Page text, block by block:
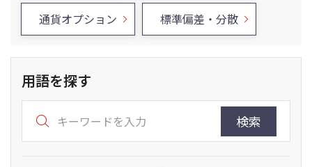
通貨オプション 標準偏差・分散
用語を探す
検索